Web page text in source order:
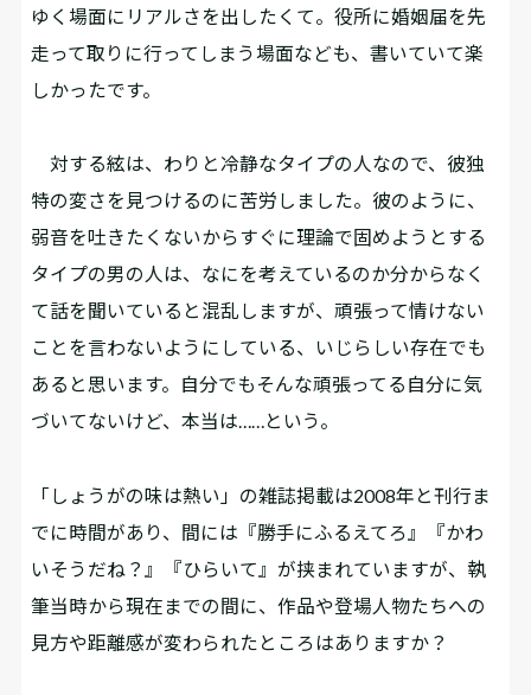
ゆく場面にリアルさを出したくて。役所に婚姻届を先
走って取りに行ってしまう場面なども、書いていて楽
しかったです。
対する絃は、わりと冷静なタイプの人なので、彼独
特の変さを見つけるのに苦労しました。彼のように、
弱音を吐きたくないからすぐに理論で固めようとする
タイプの男の人は、なにを考えているのか分からなく
て話を聞いていると混乱しますが、頑張って情けない
ことを言わないようにしている、いじらしい存在でも
あると思います。自分でもそんな頑張ってる自分に気
づいてないけど、本当は……という。
――「しょうがの味は熱い」の雑誌掲載は2008年と刊行ま
でに時間があり、間には『勝手にふるえてろ』『かわ
いそうだね？』『ひらいて』が挟まれていますが、執
筆当時から現在までの間に、作品や登場人物たちへの
見方や距離感が変わられたところはありますか？